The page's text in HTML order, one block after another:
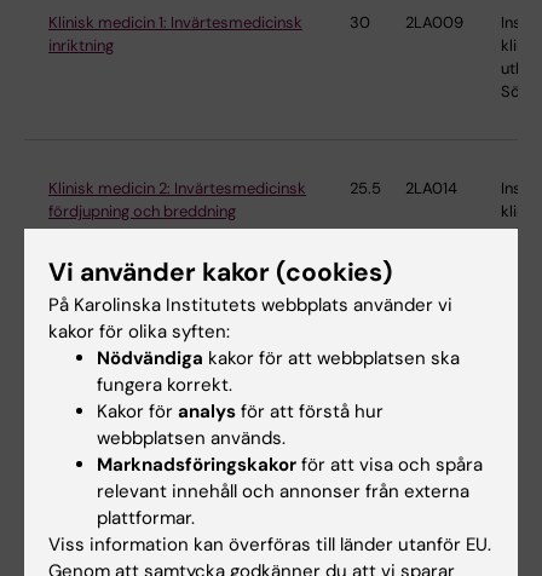
Klinisk medicin 1: Invärtesmedicinsk
inriktning
30 2LA009
Klinisk medicin 2: Invärtesmedicinsk
fördjupning och breddning
25.5 2LA014
Klinisk medicin 3: Kirurgisk inriktning 30 2LA017
Klinisk rotation - Dermatologi
Vi använder kakor (cookies)
På Karolinska Institutets webbplats använder vi
kakor för olika syften:
Nödvändiga kakor för att webbplatsen ska
fungera korrekt.
Kakor för analys för att förstå hur
webbplatsen används.
Marknadsföringskakor för att visa och spåra
relevant innehåll och annonser från externa
plattformar.
Viss information kan överföras till länder utanför EU.
Genom att samtycka godkänner du att vi sparar